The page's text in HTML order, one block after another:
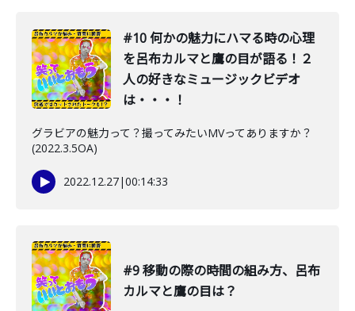
#10 何かの魅力にハマる時の心理
を呂布カルマと鷹の目が語る！２
人の好きなミュージックビデオ
は・・・！
グラビアの魅力って？撮ってみたいMVってありますか？
(2022.3.5OA)
2022.12.27|00:14:33
#9 移動の際の時間の組み方、呂布
カルマと鷹の目は？